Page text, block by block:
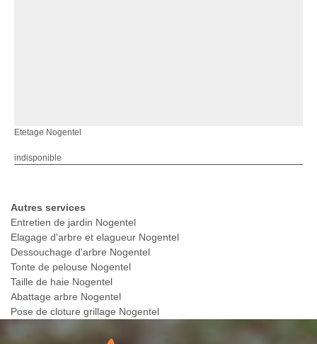
Etetage Nogentel
indisponible
Autres services
Entretien de jardin Nogentel
Elagage d'arbre et elagueur Nogentel
Dessouchage d'arbre Nogentel
Tonte de pelouse Nogentel
Taille de haie Nogentel
Abattage arbre Nogentel
Pose de cloture grillage Nogentel